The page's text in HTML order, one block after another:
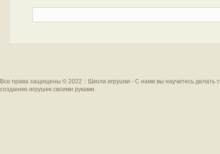
Все права защищены © 2022 :: Школа игрушки - С нами вы научитесь делать
созданию игрушек своими руками.